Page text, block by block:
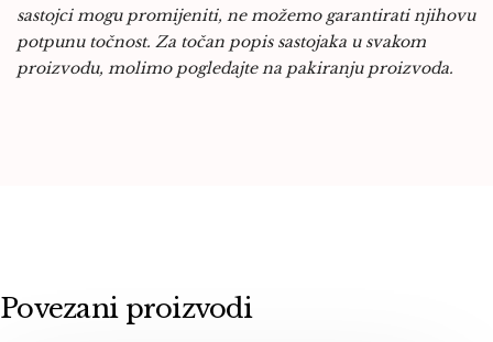
sastojci mogu promijeniti, ne možemo garantirati njihovu
potpunu točnost. Za točan popis sastojaka u svakom
proizvodu, molimo pogledajte na pakiranju proizvoda.
Povezani proizvodi